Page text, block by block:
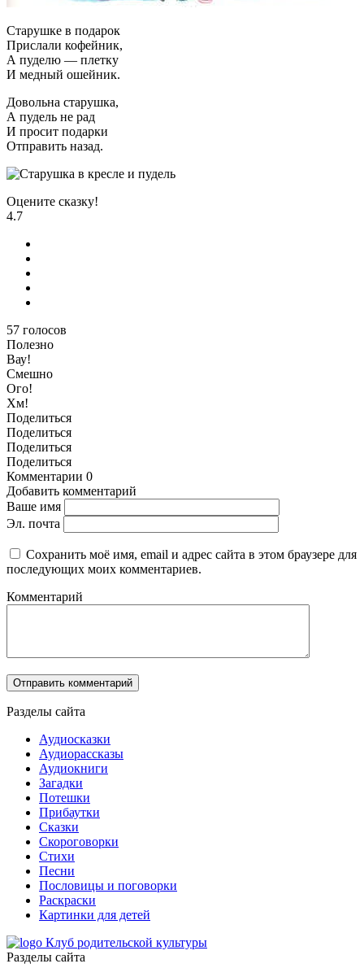
Старушке в подарок
Прислали кофейник,
А пуделю — плетку
И медный ошейник.
Довольна старушка,
А пудель не рад
И просит подарки
Отправить назад.
Оцените сказку!
4.7
57 голосов
Полезно
Вау!
Смешно
Ого!
Хм!
Поделиться
Поделиться
Поделиться
Поделиться
Комментарии 0
Добавить комментарий
Ваше имя
Эл. почта
Сохранить моё имя, email и адрес сайта в этом браузере для
последующих моих комментариев.
Комментарий
Разделы сайта
Аудиосказки
Аудиорассказы
Аудиокниги
Загадки
Потешки
Прибаутки
Сказки
Скороговорки
Стихи
Песни
Пословицы и поговорки
Раскраски
Картинки для детей
Клуб родительской культуры
Разделы сайта